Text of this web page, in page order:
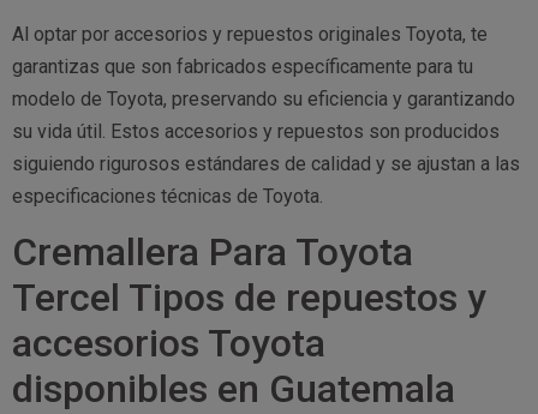
Al optar por accesorios y repuestos originales Toyota, te
garantizas que son fabricados específicamente para tu
modelo de Toyota, preservando su eficiencia y garantizando
su vida útil. Estos accesorios y repuestos son producidos
siguiendo rigurosos estándares de calidad y se ajustan a las
especificaciones técnicas de Toyota.
Cremallera Para Toyota
Tercel Tipos de repuestos y
accesorios Toyota
disponibles en Guatemala